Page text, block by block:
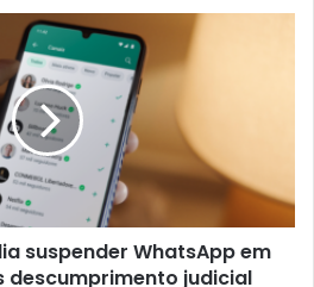
suspender WhatsApp em
descumprimento judicial